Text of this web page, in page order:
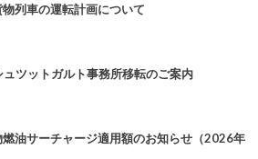
列車の運転計画について
ツットガルト事務所移転のご案内
油サーチャージ適用額のお知らせ（2026年